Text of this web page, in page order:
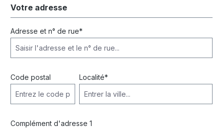
Votre adresse
Adresse et n° de rue*
Code postal Localité*
Complément d'adresse 1